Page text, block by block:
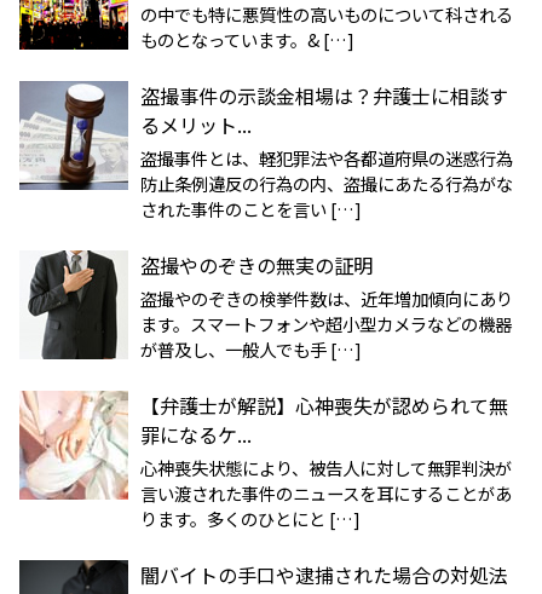
の中でも特に悪質性の高いものについて科される
ものとなっています。& […]
盗撮事件の示談金相場は？弁護士に相談す
るメリット...
盗撮事件とは、軽犯罪法や各都道府県の迷惑行為
防止条例違反の行為の内、盗撮にあたる行為がな
された事件のことを言い […]
盗撮やのぞきの無実の証明
盗撮やのぞきの検挙件数は、近年増加傾向にあり
ます。スマートフォンや超小型カメラなどの機器
が普及し、一般人でも手 […]
【弁護士が解説】心神喪失が認められて無
罪になるケ...
心神喪失状態により、被告人に対して無罪判決が
言い渡された事件のニュースを耳にすることがあ
ります。多くのひとにと […]
闇バイトの手口や逮捕された場合の対処法